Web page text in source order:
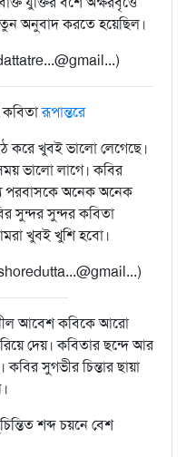
অনুবাদ করতে হয়েছিল।
dattatre...@gmail...)
রূপান্তরে
করে খুবই ভালো লেগেছে।
ভালো লাগে। কবির
পরবাসকে অনেক অনেক
সুন্দর সুন্দর কবিতা
খুবই খুশি হবো।
আবেশ কবিকে আরো
দেয়। কবিতার ছন্দে আর
কবির সুগভীর চিন্তার ছায়া
শব্দ চয়নে বেশ